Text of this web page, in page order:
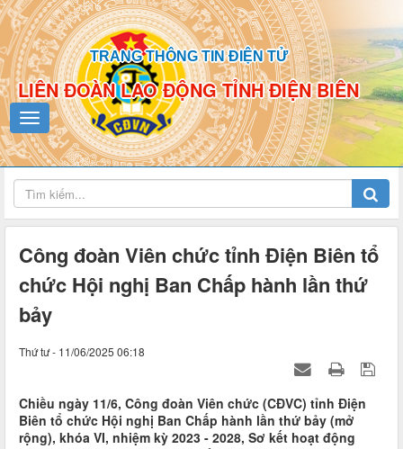
TRANG THÔNG TIN ĐIỆN TỬ
LIÊN ĐOÀN LAO ĐỘNG TỈNH ĐIỆN BIÊN
Công đoàn Viên chức tỉnh Điện Biên tổ
chức Hội nghị Ban Chấp hành lần thứ
bảy
Thứ tư - 11/06/2025 06:18
Chiều ngày 11/6, Công đoàn Viên chức (CĐVC) tỉnh Điện
Biên tổ chức Hội nghị Ban Chấp hành lần thứ bảy (mở
rộng), khóa VI, nhiệm kỳ 2023 - 2028, Sơ kết hoạt động